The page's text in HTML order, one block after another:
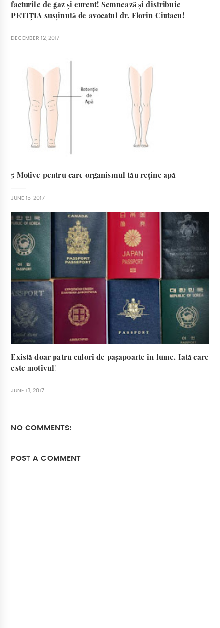
facturile de gaz și curent! Semnează și distribuie
PETIȚIA susținută de avocatul dr. Florin Ciutacu!
DECEMBER 12, 2017
5 Motive pentru care organismul tău reține apă
JUNE 15, 2017
Există doar patru culori de pașapoarte în lume. Iată care
este motivul!
JUNE 13, 2017
NO COMMENTS:
POST A COMMENT